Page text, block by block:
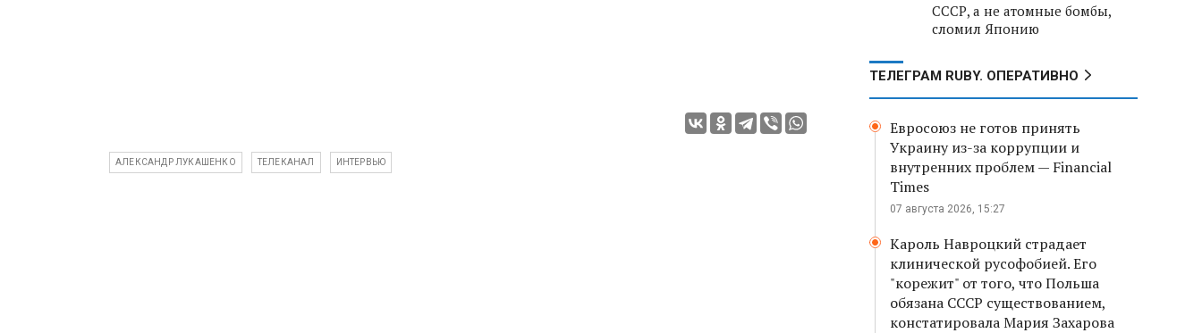
АЛЕКСАНДР ЛУКАШЕНКО ТЕЛЕКАНАЛ ИНТЕРВЬЮ
СССР, а не атомные бомбы,
сломил Японию
ТЕЛЕГРАМ RUBY. ОПЕРАТИВНО
Евросоюз не готов принять
Украину из-за коррупции и
внутренних проблем — Financial
Times
07 августа 2026, 15:27
Кароль Навроцкий страдает
клинической русофобией. Его
"корежит" от того, что Польша
обязана СССР существованием,
констатировала Мария Захарова